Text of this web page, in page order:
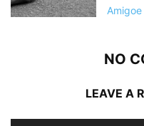
NO
LEAVE A